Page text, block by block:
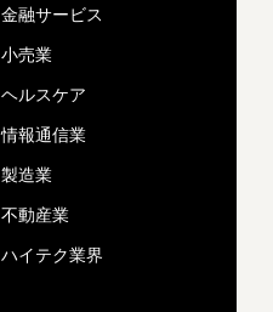
金融サービス
小売業
ヘルスケア
情報通信業
製造業
不動産業
ハイテク業界